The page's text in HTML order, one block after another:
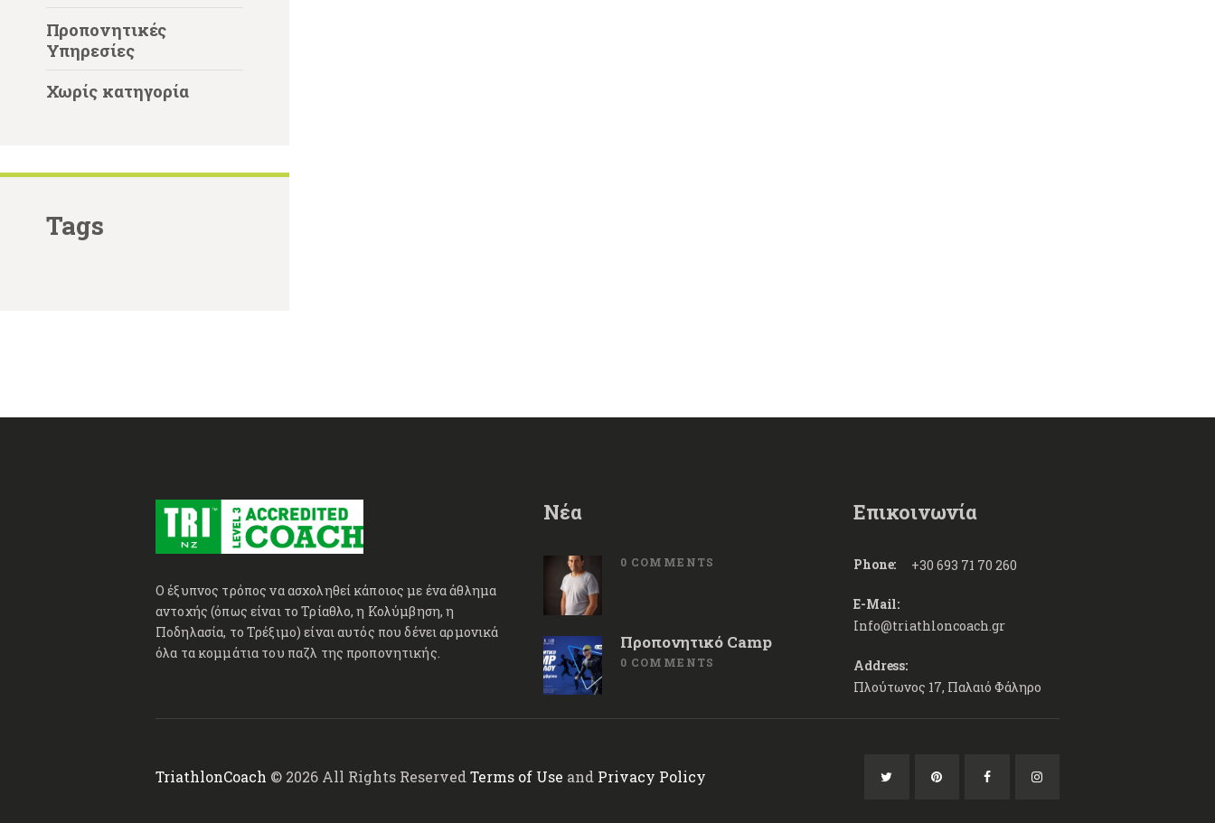
Προπονητικές
Υπηρεσίες
Χωρίς κατηγορία
Tags
Ο έξυπνος τρόπος να ασχοληθεί κάποιος με ένα άθλημα
αντοχής (όπως είναι το Τρίαθλο, η Κολύμβηση, η
Ποδηλασία, το Τρέξιμο) είναι αυτός που δένει αρμονικά
όλα τα κομμάτια του παζλ της προπονητικής.
Νέα
0 COMMENTS
Προπονητικό Camp
0 COMMENTS
Επικοινωνία
Phone: +30 693 71 70 260
E-Mail:
Info@triathloncoach.gr
Address:
Πλούτωνος 17, Παλαιό Φάληρο
TriathlonCoach © 2026 All Rights Reserved Terms of Use and Privacy Policy